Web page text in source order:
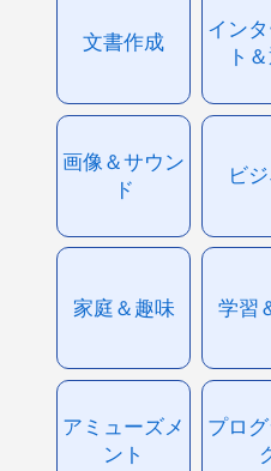
文書作成
イン
ト
画像＆サウン
ド
ビ
家庭＆趣味 学習
アミューズメ
ント
プロ